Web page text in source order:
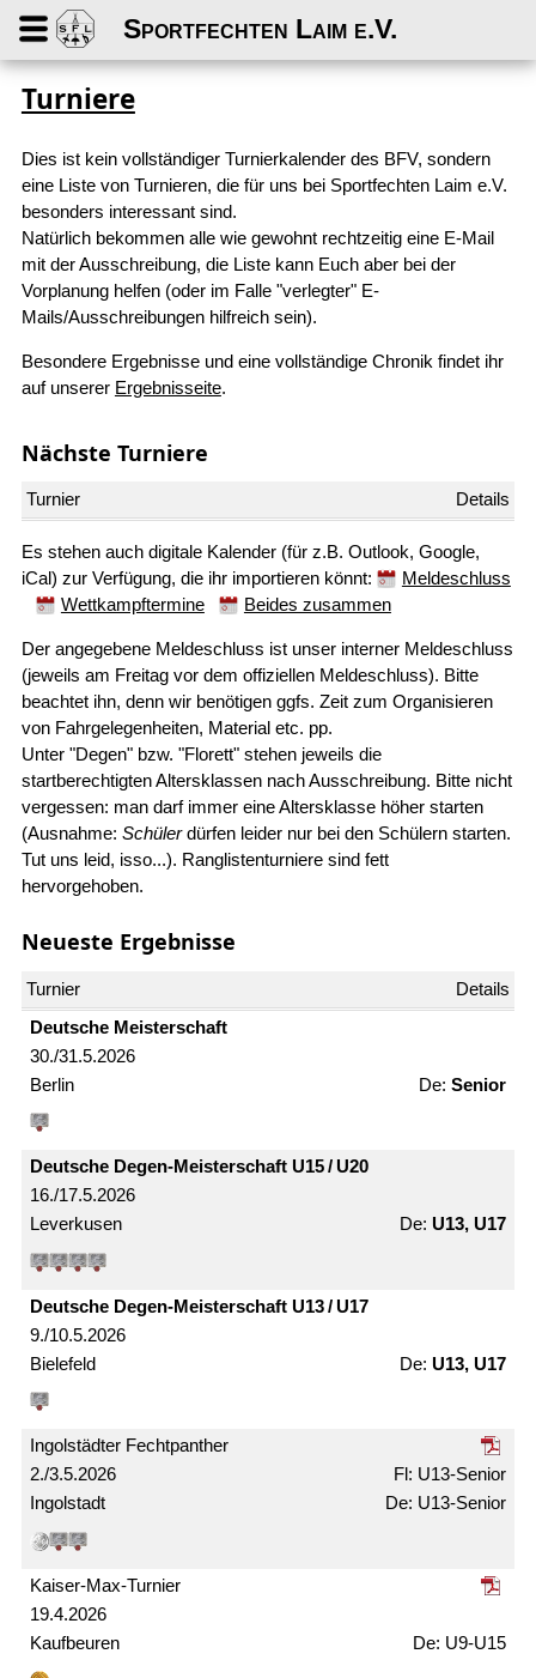
Sportfechten Laim e.V.
Turniere
Dies ist kein vollständiger Turnierkalender des BFV, sondern
eine Liste von Turnieren, die für uns bei Sportfechten Laim e.V.
besonders interessant sind.
Natürlich bekommen alle wie gewohnt rechtzeitig eine E-Mail
mit der Ausschreibung, die Liste kann Euch aber bei der
Vorplanung helfen (oder im Falle "verlegter" E-
Mails/Ausschreibungen hilfreich sein).
Besondere Ergebnisse und eine vollständige Chronik findet ihr
auf unserer Ergebnisseite.
Nächste Turniere
Es stehen auch digitale Kalender (für z.B. Outlook, Google,
iCal) zur Verfügung, die ihr importieren könnt:
Meldeschluss
Wettkampftermine
Beides zusammen
Der angegebene Meldeschluss ist unser interner Meldeschluss
(jeweils am Freitag vor dem offiziellen Meldeschluss). Bitte
beachtet ihn, denn wir benötigen ggfs. Zeit zum Organisieren
von Fahrgelegenheiten, Material etc. pp.
Unter "Degen" bzw. "Florett" stehen jeweils die
startberechtigten Altersklassen nach Ausschreibung. Bitte nicht
vergessen: man darf immer eine Altersklasse höher starten
(Ausnahme: Schülerdürfen leider nur bei den Schülern starten.
Tut uns leid, isso...). Ranglistenturniere sind fett
hervorgehoben.
Neueste Ergebnisse
30./31.5.2026
Deutsche Meister­schaft
Berlin Senior
16./17.5.2026
Deutsche Degen-Meister­schaft U15 / U20
Leverkusen U13, U17
9./10.5.2026
Deutsche Degen-Meister­schaft U13 / U17
Bielefeld U13, U17
2./3.5.2026
Ingolstädter Fechtpanther
Ingolstadt
U13-Senior
U13-Senior
19.4.2026
Kaiser-Max-Turnier
Kaufbeuren U9-U15